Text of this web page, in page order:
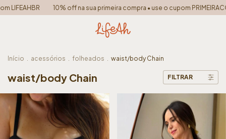
10% off na sua primeira compra • use o cupom
Início . acessórios . folheados . waist/body Chain
waist/body Chain FILTRAR